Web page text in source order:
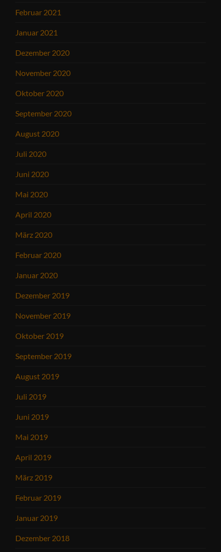
Februar 2021
Januar 2021
Dezember 2020
November 2020
Oktober 2020
September 2020
August 2020
Juli 2020
Juni 2020
Mai 2020
April 2020
März 2020
Februar 2020
Januar 2020
Dezember 2019
November 2019
Oktober 2019
September 2019
August 2019
Juli 2019
Juni 2019
Mai 2019
April 2019
März 2019
Februar 2019
Januar 2019
Dezember 2018